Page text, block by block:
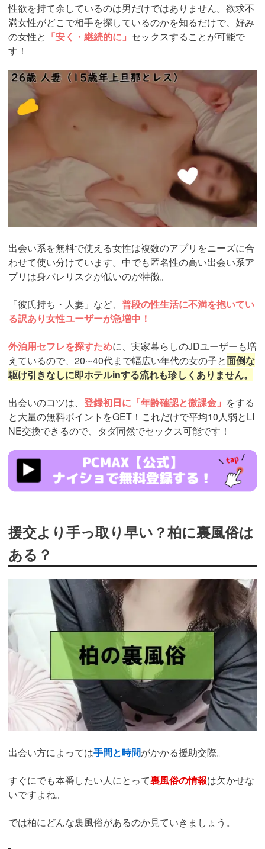
性欲を持て余しているのは男だけではありません。欲求不
満女性がどこで相手を探しているのかを知るだけで、好み
の女性と 「安く・継続的に」 セックスすることが可能で
す！
https://pcmax.jp/lp/?
ad_id=rm307152
出会い系を無料で使える女性は複数のアプリをニーズに合
わせて使い分けています。中でも匿名性の高い出会い系ア
プリは身バレリスクが低いのが特徴。
「彼氏持ち・人妻」など、 普段の性生活に不満を抱いてい
る訳あり女性ユーザーが急増中！
外泊用セフレを探すために、実家暮らしのJDユーザーも増
えているので、20∼40代まで幅広い年代の女の子と面倒な
駆け引きなしに即ホテルinする流れも珍しくありません。
出会いのコツは、 登録初日に「年齢確認と微課金」 をする
と大量の無料ポイントをGET！これだけで平均10人弱とLI
NE交換できるので、タダ同然でセックス可能です！
https://pcmax.jp/lp/?
ad_id=rm307152
援交より手っ取り早い？柏に裏風俗は
ある？
出会い方によっては手間と時間がかかる援助交際。
すぐにでも本番したい人にとって裏風俗の情報は欠かせな
いですよね。
では柏にどんな裏風俗があるのか見ていきましょう。